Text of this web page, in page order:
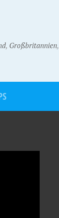
, Großbritannien,